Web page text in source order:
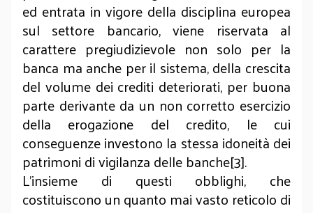
ed entrata in vigore della disciplina europea
sul settore bancario, viene riservata al
carattere pregiudizievole non solo per la
banca ma anche per il sistema, della crescita
del volume dei crediti deteriorati, per buona
parte derivante da un non corretto esercizio
della erogazione del credito, le cui
conseguenze investono la stessa idoneità dei
patrimoni di vigilanza delle banche[3].
L’insieme di questi obblighi, che
costituiscono un quanto mai vasto reticolo di